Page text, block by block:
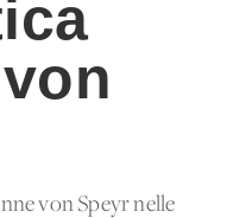
von Speyr nelle